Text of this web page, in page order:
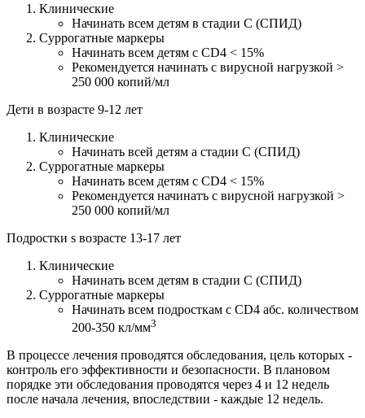
Клинические
Начинать всем детям в стадии С (СПИД)
Суррогатные маркеры
Начинать всем детям с CD4 < 15%
Рекомендуется начинать с вирусной нагрузкой >
250 000 копий/мл
Дети в возрасте 9-12 лет
Клинические
Начинать всей детям а стадии С (СПИД)
Суррогатные маркеры
Начинать всем детям с CD4 < 15%
Рекомендуется начинатъ с вирусной нагрузкой >
250 000 копий/мл
Подростки s возрасте 13-17 лет
Клинические
Начинать всем детям в стадии С (СПИД)
Суррогатные маркеры
Начинать всем подросткам с CD4 абс. количеством
200-350 кл/мм3
В процессе лечения проводятся обследования, цель которых -
контроль его эффективности и безопасности. В плановом
порядке эти обследования проводятся через 4 и 12 недель
после начала лечения, впоследствии - каждые 12 недель.